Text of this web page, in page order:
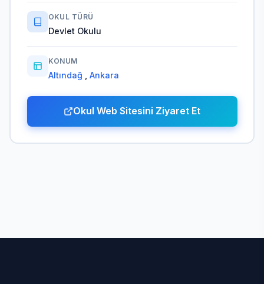
OKUL TÜRÜ
Devlet Okulu
KONUM
Altındağ Ankara
Okul Web Sitesini Ziyaret Et